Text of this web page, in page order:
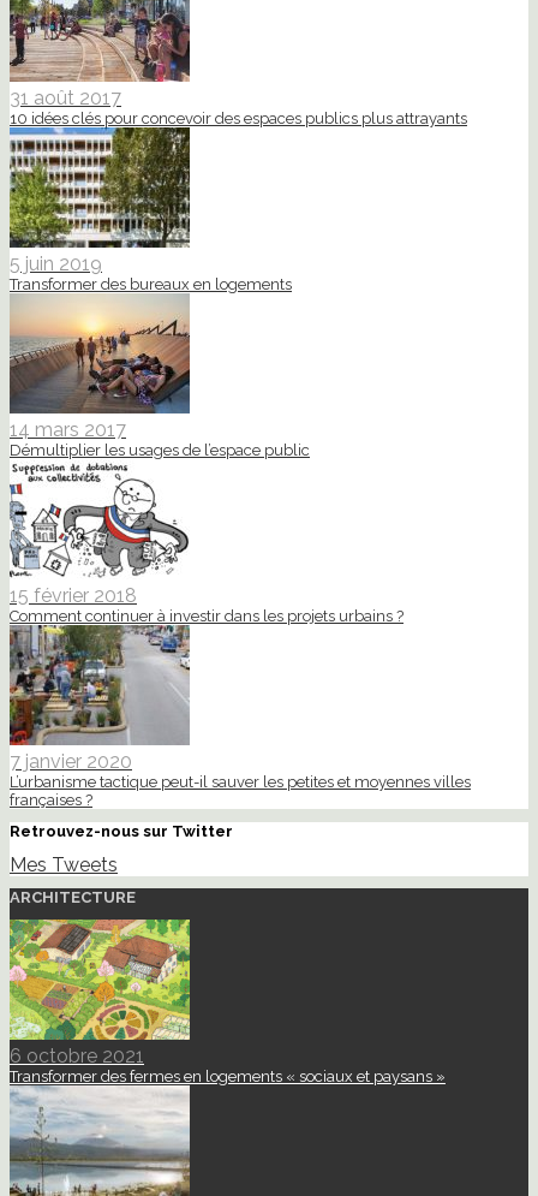
31 août 2017
10 idées clés pour concevoir des espaces publics plus attrayants
5 juin 2019
Transformer des bureaux en logements
14 mars 2017
Démultiplier les usages de l’espace public
15 février 2018
Comment continuer à investir dans les projets urbains ?
7 janvier 2020
L’urbanisme tactique peut-il sauver les petites et moyennes villes
françaises ?
Retrouvez-nous sur Twitter
Mes Tweets
ARCHITECTURE
6 octobre 2021
Transformer des fermes en logements « sociaux et paysans »